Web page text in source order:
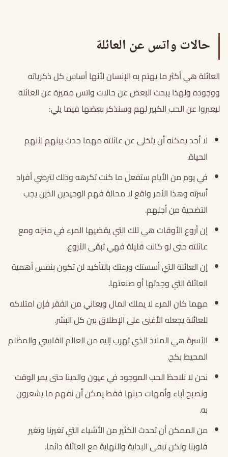
حالات واتس عن العائلة
العائلة هي أكثر ما يهتم به الإنسان لأنها أساس كل ذكرياته
ووجوده ولهذا يبحث البعض عن حالات واتس مميزة عن العائلة
ليعبروا عن الحب الكبير لهم وسنذكر بعضها فيما يلي:
لا أحد يمكنه أن يتخلى عن عائلته مهما حدث بينهم لأنهم
الحياة.
في يوم من الأيام ستفعل ما كنت تكرهه وذلك لترضي أفراد
أسرته وهذا الأمر واقع لا محالة فهم الوحيدين الذين يجب
التضحية من أجلهم.
إن أروع الأوقات هي تلك التي يقضيها المرء في منزله ومع
عائلته حتى لو كانت قليلة فهي تبقى الأروع.
إن العائلة التي أسستك ورعتك بالتأكيد لن تكون بنفس أهمية
العائلة التي وجدتها أو صنعتها.
مهما كان المرء لا يملك المال ويعاني من الفقر فإن امتلاكه
للعائلة يجعله الأغنى على الإطلاق بين كل البشر.
الأسرة هي الملاذ الذي تهرب إليه من العالم القاسي والمظلم
المحيط بكح.
نحن لا نلاحظ الحب الموجود في عيون والدينا حتى يمر الوقت
ونصبح آباء وأمهات حينها فقط يمكن أن نفهم ما يشعرون
به.
من الممكن أن تحدث الكثير من الأشياء التي تغيرنا وتغير
قلوبنا ولكن تبقى البداية والنهاية مع العائلة دائما.